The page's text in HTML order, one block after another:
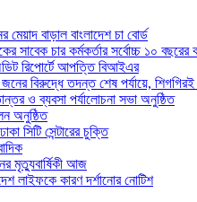
বাড়াল বাংলাদেশ চা বোর্ড
সাবেক চার কর্মকর্তার সর্বোচ্চ ১০ বছরের
রিপোর্টে আপত্তি বিআইএর
বিরুদ্ধে তদন্ত শেষ পর্যায়ে, শিগগিরই
ও ব্যবসা পর্যালোচনা সভা অনুষ্ঠিত
অনুষ্ঠিত
সিটি সেন্টারের চুক্তি
মৃত্যুবার্ষিকী আজ
লাইফকে কারণ দর্শানোর নোটিশ